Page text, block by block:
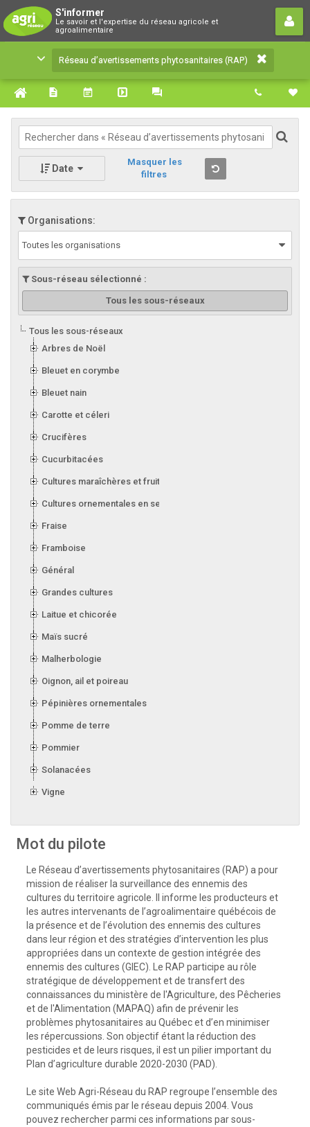
S'informer
Le savoir et l'expertise du réseau agricole et
agroalimentaire
Réseau d’avertissements
phytosanitaires (RAP)
Le savoir et l'expertise du réseau agricole et
agroalimentaire
Réseau d’avertissements phytosanitaires (RAP)
Date
Masquer les
filtres
Organisations:
Toutes les organisations
Sous-réseau sélectionné :
Tous les sous-réseaux
Tous les sous-réseaux
Arbres de Noël
Bleuet en corymbe
Bleuet nain
Carotte et céleri
Crucifères
Cucurbitacées
Cultures maraîchères et fruitières en serre
Cultures ornementales en serre
Fraise
Framboise
Général
Grandes cultures
Laitue et chicorée
Maïs sucré
Malherbologie
Oignon, ail et poireau
Pépinières ornementales
Pomme de terre
Pommier
Solanacées
Vigne
Mot du pilote
Le Réseau d’avertissements phytosanitaires (RAP) a pour
mission de réaliser la surveillance des ennemis des
cultures du territoire agricole. Il informe les producteurs et
les autres intervenants de l’agroalimentaire québécois de
la présence et de l’évolution des ennemis des cultures
dans leur région et des stratégies d’intervention les plus
appropriées dans un contexte de gestion intégrée des
ennemis des cultures (GIEC). Le RAP participe au rôle
stratégique de développement et de transfert des
connaissances du ministère de l'Agriculture, des Pêcheries
et de l'Alimentation (MAPAQ) afin de prévenir les
problèmes phytosanitaires au Québec et d’en minimiser
les répercussions. Son objectif étant la réduction des
pesticides et de leurs risques, il est un pilier important du
Plan d’agriculture durable 2020-2030 (PAD).
Le site Web Agri-Réseau du RAP regroupe l’ensemble des
communiqués émis par le réseau depuis 2004. Vous
pouvez rechercher parmi ces informations par sous-